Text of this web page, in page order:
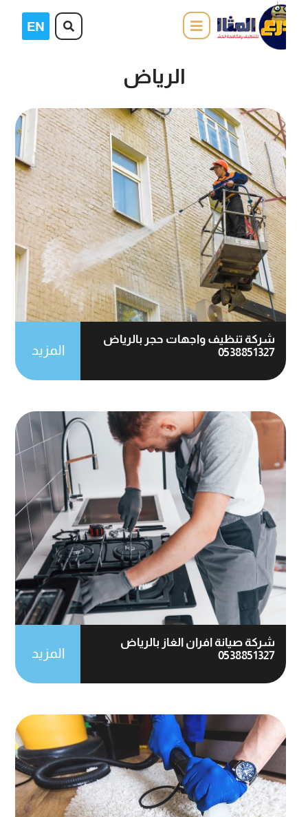
الرياض
شركة تنظيف واجهات حجر بالرياض
0538851327
المزيد
شركة صيانة افران الغاز بالرياض
0538851327
المزيد